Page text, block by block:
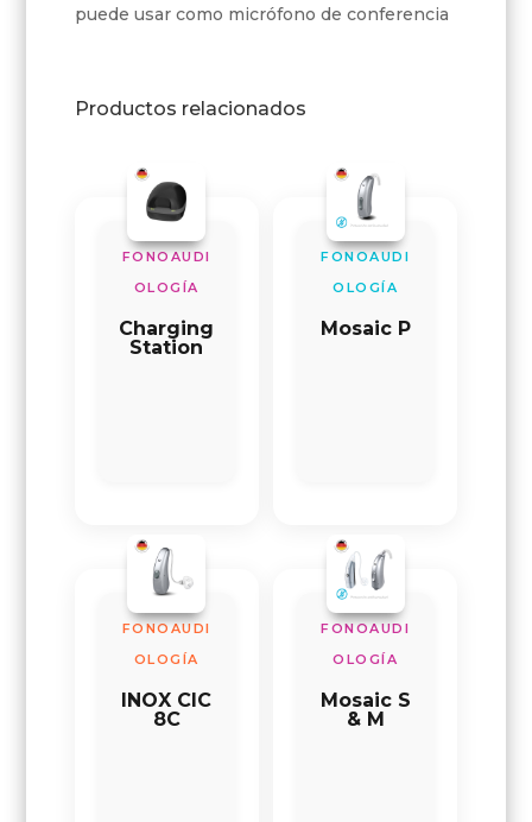
puede usar como micrófono de conferencia
Productos relacionados
FONOAUDI
OLOGÍA
Charging
Station
FONOAUDI
OLOGÍA
Mosaic P
FONOAUDI
OLOGÍA
INOX CIC
8C
FONOAUDI
OLOGÍA
Mosaic S
& M